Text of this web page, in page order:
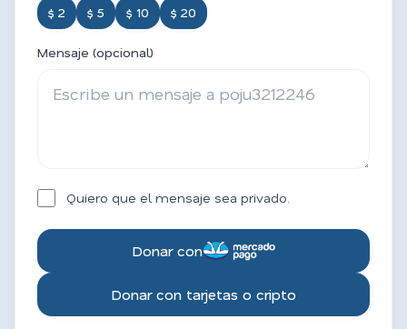
$ 2 $ 5 $ 10 $ 20
Mensaje (opcional)
Quiero que el mensaje sea privado.
Donar con
Donar con tarjetas o cripto